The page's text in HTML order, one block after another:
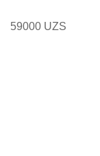
59000 UZS